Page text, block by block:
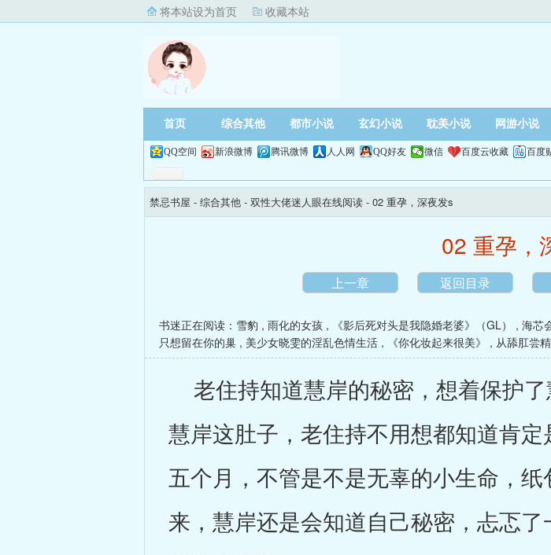
将本站设为首页 收藏本站
首页 综合其他 都市小说 玄幻小说 耽美小说 网游小说
QQ空间 新浪微博 腾讯微博 人人网 QQ好友 微信 百度云收藏 百度
禁忌书屋 - 综合其他 - 双性大佬迷人眼在线阅读 - 02 重孕，深夜发s
02 重孕，
上一章 返回目录
书迷正在阅读： 雪豹 , 雨化的女孩 , 《影后死对头是我隐婚老婆》（GL） , 海芯
只想留在你的巢 , 美少女晓雯的淫乱色情生活 , 《你化妆起来很美》 , 从舔肛尝
老住持知道慧岸的秘密，想着保护了
慧岸这肚子，老住持不用想都知道肯
五个月，不管是不是无辜的小生命，
来，慧岸还是会知道自己秘密，忐忑